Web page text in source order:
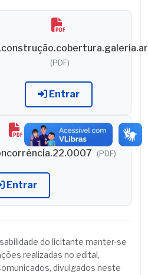
(PDF)
Entrar
(PDF)
Entrar
do licitante manter-se
realizadas no edital,
divulgados neste